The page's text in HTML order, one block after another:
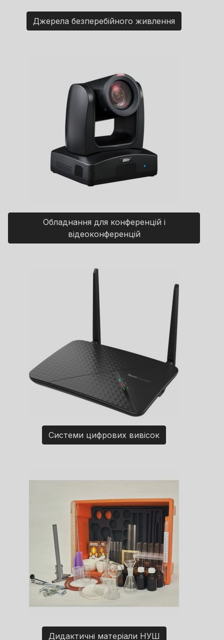
Джерела безперебійного живлення
Обладнання для конференцій і
відеоконференцій
Системи цифрових вивісок
Дидактичні матеріали НУШ